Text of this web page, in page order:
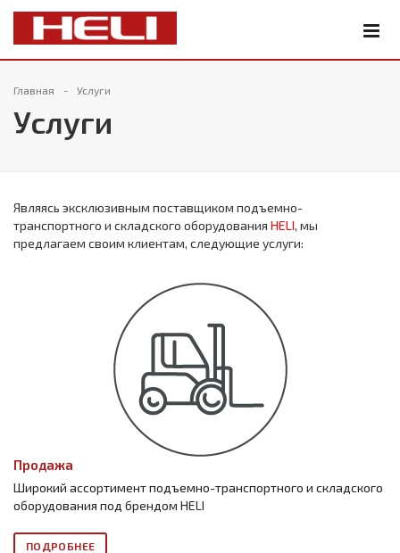
Главная Услуги
Услуги
Являясь эксклюзивным поставщиком подъемно-
транспортного и складского оборудования HELI, мы
предлагаем своим клиентам, следующие услуги:
Продажа
Широкий ассортимент подъемно-транспортного и складского
оборудования под брендом HELI
ПОДРОБНЕЕ